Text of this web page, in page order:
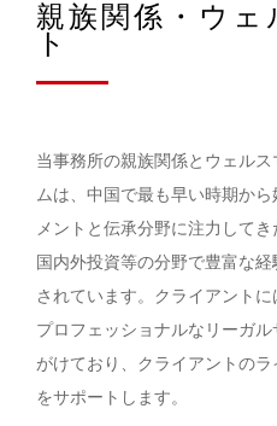
親族関係・ウェ
ト
当事務所の親族関係とウェル
ムは、中国で最も早い時期か
メントと伝承分野に注力してき
国内外投資等の分野で豊富な
されています。クライアント
プロフェッショナルなリーガ
がけており、クライアントの
をサポートします。